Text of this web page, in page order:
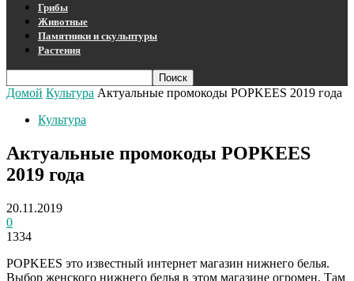
Грибы
Животные
Памятники и скульптуры
Растения
Домой Культура Актуальные промокоды POPKEES 2019 года
Культура
Актуальные промокоды POPKEES
2019 года
20.11.2019
0
1334
POPKEES это известный интернет магазин нижнего белья.
Выбор женского нижнего белья в этом магазине огромен. Там